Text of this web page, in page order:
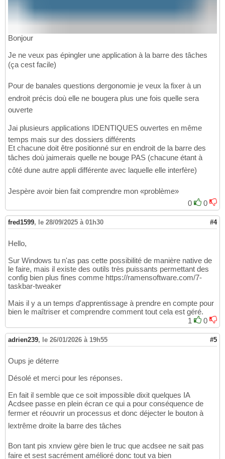
Bonjour
Je ne veux pas épingler une application à la barre des tâches
(ça cest facile)
Pour de banales questions dergonomie je veux la fixer à un
endroit précis doù elle ne bougera plus une fois quelle sera
ouverte
Jai plusieurs applications IDENTIQUES ouvertes en même
temps mais sur des dossiers différents
Et chacune doit être positionné sur en endroit de la barre des
tâches doù jaimerais quelle ne bouge PAS (chacune étant à
côté dune autre appli différente avec laquelle elle interfère)
Jespère avoir bien fait comprendre mon «problème»
0
0
fred1599, le 28/09/2025 à 01h30 #4
Hello,
Sur Windows tu n'as pas cette possibilité de manière native de
le faire, mais il existe des outils très puissants permettant des
config bien plus fines comme https://ramensoftware.com/7-
taskbar-tweaker
Mais il y a un temps d'apprentissage à prendre en compte pour
bien le maîtriser et comprendre comment tout cela est géré.
1
0
adrien239, le 26/01/2026 à 19h55 #5
Oups je déterre
Désolé et merci pour les réponses.
En fait il semble que ce soit impossible dixit quelques IA
Acdsee passe en plein écran ce qui a pour conséquence de
fermer et réouvrir un processus et donc déjecter le bouton à
lextrême droite la barre des tâches
Bon tant pis xnview gère bien le truc que acdsee ne sait pas
faire et sest sacrément amélioré donc tout va bien